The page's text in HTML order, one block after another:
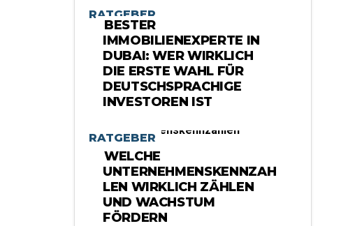
RATGEBER
BESTER
IMMOBILIENEXPERTE IN
DUBAI: WER WIRKLICH
DIE ERSTE WAHL FÜR
DEUTSCHSPRACHIGE
INVESTOREN IST
RATGEBER
WELCHE
UNTERNEHMENSKENNZAH
LEN WIRKLICH ZÄHLEN
UND WACHSTUM
FÖRDERN